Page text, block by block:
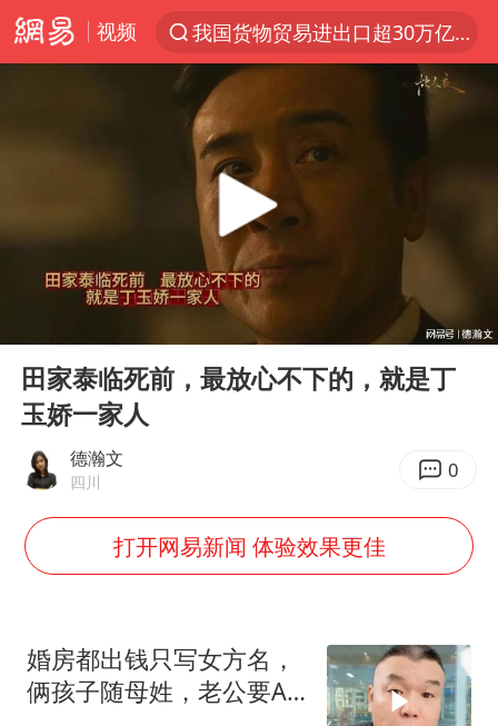
视频
我国货物贸易进出口超30万亿元
A股三大股指收涨
宇树科技中一签需缴款7.54万元
泰国校园枪击案死亡人数升至7人
“立秋的第一杯奶茶”又爆单了
方程豹钛9新车申报
向鹏0-3不敌张本智和
命案逃犯躲进深山21年活得像野人
Play
02:01
田家泰临死前，最放心不下的，就是丁
玉娇一家人
德瀚文
四川 0
打开网易新闻 体验效果更佳
婚房都出钱只写女方名，
俩孩子随母姓，老公要AA